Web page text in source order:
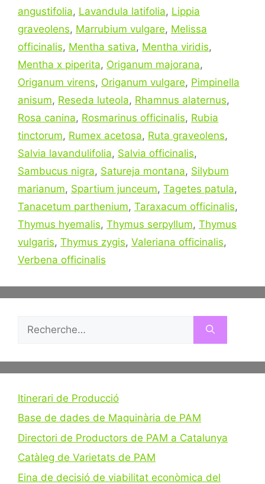
angustifolia, Lavandula latifolia, Lippia
graveolens, Marrubium vulgare, Melissa
officinalis, Mentha sativa, Mentha viridis,
Mentha x piperita, Origanum majorana,
Origanum virens, Origanum vulgare, Pimpinella
anisum, Reseda luteola, Rhamnus alaternus,
Rosa canina, Rosmarinus officinalis, Rubia
tinctorum, Rumex acetosa, Ruta graveolens,
Salvia lavandulifolia, Salvia officinalis,
Sambucus nigra, Satureja montana, Silybum
marianum, Spartium junceum, Tagetes patula,
Tanacetum parthenium, Taraxacum officinalis,
Thymus hyemalis, Thymus serpyllum, Thymus
vulgaris, Thymus zygis, Valeriana officinalis,
Verbena officinalis
Itinerari de Producció
Base de dades de Maquinària de PAM
Directori de Productors de PAM a Catalunya
Catàleg de Varietats de PAM
Eina de decisió de viabilitat econòmica del